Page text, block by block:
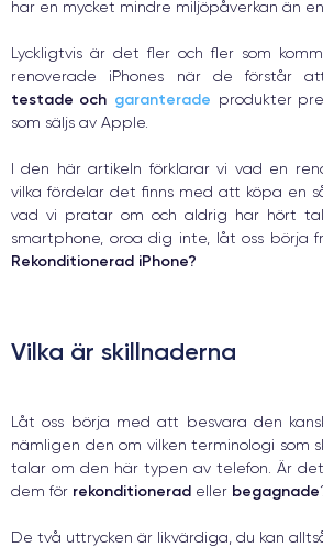
har en mycket mindre miljöpåverkan än
Lyckligtvis är det fler och fler som
renoverade iPhones när de förstår
testade och garanterade produkter
som säljs av Apple.
I den här artikeln förklarar vi vad en
vilka fördelar det finns med att köpa en
vad vi pratar om och aldrig har hört
smartphone, oroa dig inte, låt oss börja
Rekonditionerad iPhone?
Vilka är skillnaderna
Låt oss börja med att besvara den
nämligen den om vilken terminologi som
talar om den här typen av telefon. Är
dem för rekonditionerad eller begagnade
De två uttrycken är likvärdiga, du kan